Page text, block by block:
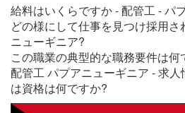
給料はいくらですか - 配管工 - パ
どの様にして仕事を見つけ採用さ
ニューギニア?
この職業の典型的な職務要件は何
配管工 パプアニューギニア - 求
は資格は何ですか?